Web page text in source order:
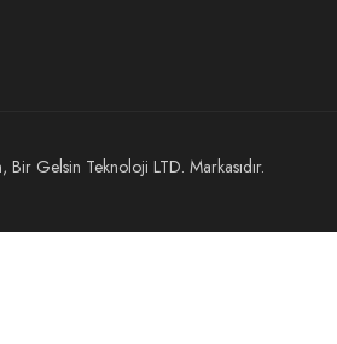
Bir Gelsin Teknoloji LTD. Markasıdır.